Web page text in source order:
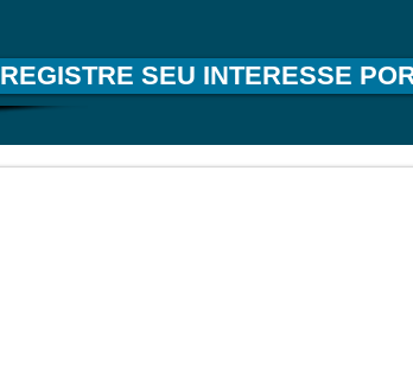
REGISTRE SEU INTERESSE